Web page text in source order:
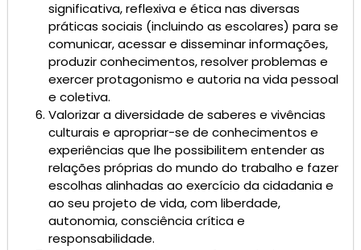
significativa, reflexiva e ética nas diversas
práticas sociais (incluindo as escolares) para se
comunicar, acessar e disseminar informações,
produzir conhecimentos, resolver problemas e
exercer protagonismo e autoria na vida pessoal
e coletiva.
Valorizar a diversidade de saberes e vivências
culturais e apropriar-se de conhecimentos e
experiências que lhe possibilitem entender as
relações próprias do mundo do trabalho e fazer
escolhas alinhadas ao exercício da cidadania e
ao seu projeto de vida, com liberdade,
autonomia, consciência crítica e
responsabilidade.